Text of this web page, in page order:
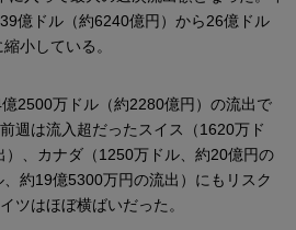
億ドル（約6240億円）から26億ドル
小している。
2500万ドル（約2280億円）の流出で
週は流入超だったスイス（1620万ド
、カナダ（1250万ドル、約20億円の
約19億5300万円の流出）にもリスク
ツはほぼ横ばいだった。